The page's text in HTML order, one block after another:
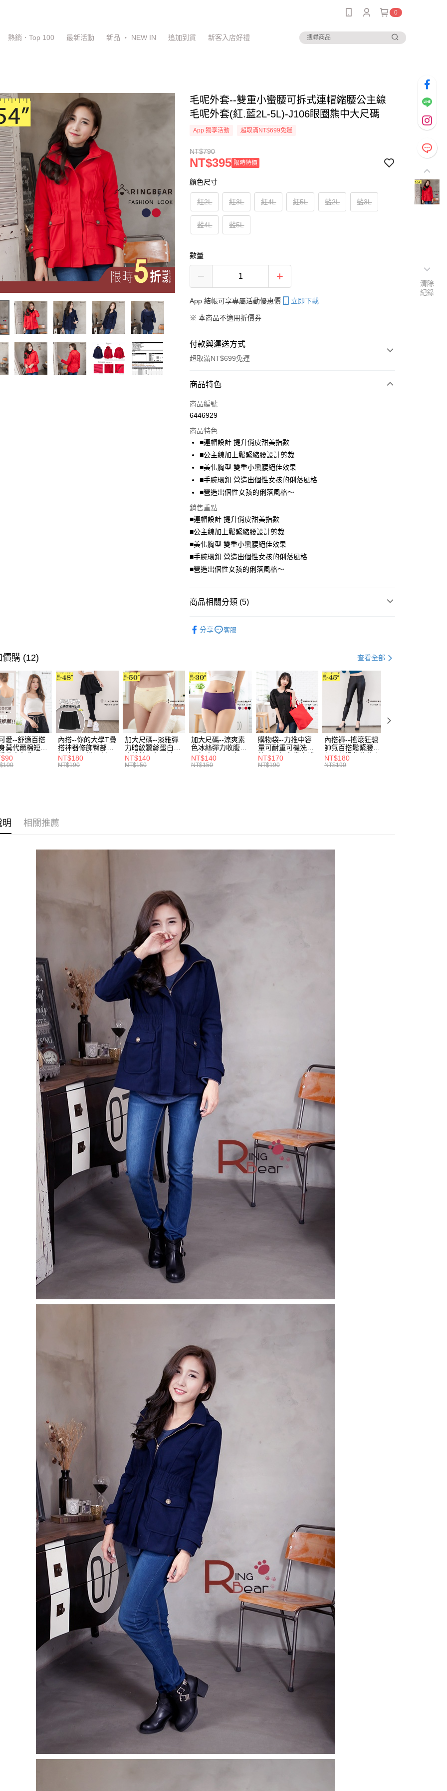
0
熱銷．Top 100 最新活動 新品 ‧ NEW IN 追加到貨 新客入店好禮
毛呢外套--雙重小蠻腰可拆式連帽縮腰公主線
毛呢外套(紅.藍2L-5L)-J106眼圈熊中大尺碼
App 獨享活動 超取滿NT$699免運
NT$790
NT$395 限時特價
顏色尺寸
紅2L 紅3L 紅4L 紅5L 藍2L 藍3L
藍4L 藍5L
數量
App 結帳可享專屬活動優惠價 立即下載
※ 本商品不適用折價券
付款與運送方式
超取滿NT$699免運
付款方式
信用卡一次付款
LINE Pay
Apple Pay
街口支付
悠遊付
Google Pay
全盈+PAY
大哥付你分期
相關說明
【大哥付你分期使用說明】
流程，驗證手機門號後，選擇欲分期的期數、繳款截止日，確認付款後即
完成交易。
4.訂單成立30分鐘內，如未前往確認交易或遇審核未通過，訂單將自動取
消。如遇「轉專審核」未通過狀況，表示未達大哥付你分期系統評分，恕
1.分期款項不併入電信帳單，「大哥付你分期」於每月結算日後寄送繳費提
醒簡訊。
2.透過簡訊連結打開帳單後，可選擇「超商條碼／台灣大直營門市／銀行轉
帳／街口支付／iPASS MONEY」等通路繳費。
【注意事項】
1.本服務係由「台灣大哥大股份有限公司」（以下簡稱本公司）所提供，讓
用戶於交易時，得透過本服務購買商品或服務，並由商店將買賣／分期付
款買賣價金債權讓與本公司後，依約使用本公司帳單繳交帳款。
2.基於同意付款使用「大哥付你分期」之契約關係目的，商店將以您的個人
資料（包含姓名、電話或地址）提供予台灣大哥大進項蒐集、處理及利
用，由本公司與您本人進行分期帳單所需資料之確認、核對及更正。
3.完整用戶服務條款，請詳閱以下連結：
https://oppay.tw/userRule
【關於「AFTEE先享後付」】
１．簡單：不需註冊會員、不需綁卡、不需儲值。
１．於結帳方式選擇「AFTEE先享後付」後，將跳轉至「AFTEE先享後
付」結帳頁面，進行簡訊認證並確認金額後，即可完成結帳。
２．訂單成立數日內，您將收到繳費通知簡訊。
３．收到繳費通知簡訊後14天內，點擊此簡訊中的連結，可透過四大超商
／ATM／網路銀行／等多元方式進行付款，方視為交易完成。
※ 請注意：結帳手續完成當下不需立刻繳費，但若您需要取消訂單，請聯
絡購買商品的店家。未經商家同意取消之訂單仍視為有效，需透過AFTEE
先享後付繳納相關費用。
※ 交易是否成功請以「AFTEE先享後付 」之結帳頁面顯示為準，若有關於
是否繳費成功／繳費後需取消欲退款等相關疑問，請聯繫「AFTEE先享後
付客戶支援中心」
https://netprotections.freshdesk.com/support/home
ATM付款
每筆NT$70，滿NT$699(含以上)免運費
付款後全家取貨
每筆NT$70，滿NT$699(含以上)免運費
7-11取貨付款
每筆NT$70，滿NT$799(含以上)免運費
付款後7-11取貨
每筆NT$70，滿NT$699(含以上)免運費
商品特色
商品編號
6446929
商品特色
■連帽設計 提升俏皮甜美指數
■公主線加上鬆緊縮腰設計剪裁
■美化胸型 雙重小蠻腰絕佳效果
■手腕環釦 營造出個性女孩的俐落風格
■營造出個性女孩的俐落風格～
銷售重點
■連帽設計 提升俏皮甜美指數
■公主線加上鬆緊縮腰設計剪裁
■美化胸型 雙重小蠻腰絕佳效果
■手腕環釦 營造出個性女孩的俐落風格
■營造出個性女孩的俐落風格～
商品相關分類 (5)
身型限定．加大尺碼 最大尺碼．3L
🐦秋冬出清．5折UP! 棉花女孩冬衣圖鑑．５折起
分享 客服
價購 (12) 查看全部
愛--舒適百搭
莫代爾棉短版
帶素色背心
黑.灰L-2L)-
內搭--你的大學T疊
搭神器修飾臀部下
擺萬用內搭裙/遮臀
裙(黑2L-6L)-Q155
NT$180
NT$190
加大尺碼--淡雅彈
力暗紋蠶絲蛋白無
痕蕾絲三角內褲
(白.粉.藍.黃XL-
NT$140
NT$150
加大尺碼--涼爽素
色冰絲彈力收腹提
臀無痕中腰三角內
褲(黑.紅.粉.紫L-
NT$140
NT$150
購物袋--力推中容
量可耐重可機洗烘
乾環保帆布袋/側背
包(黑.紅.米F)-
NT$170
NT$190
內搭褲--搖滾狂想
帥氣百搭鬆緊腰頭
超彈絲滑薄款仿皮
褲(黑XL-6L)-R179
NT$180
NT$190
明 相關推薦
清除
紀錄